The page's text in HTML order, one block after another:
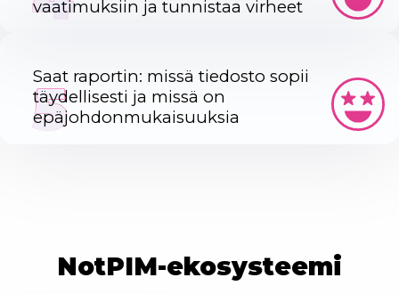
vaatimuksiin ja tunnistaa virheet
Saat raportin: missä tiedosto sopii
täydellisesti ja missä on
epäjohdonmukaisuuksia
5
NotPIM-ekosysteemi